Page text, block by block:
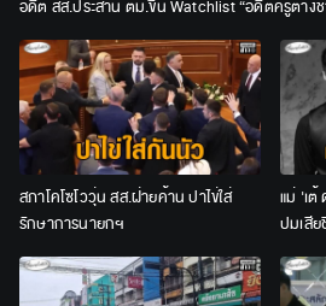
อดีต สส.ประสาน ตม.ขึ้น Watchlist “อดีตครูต่าง
สภาโคโซโววุ่น สส.ฝ่ายค้าน ปาไข่ใส่
รักษาการนายกฯ
แม่ 'เต้
ปมเสีย